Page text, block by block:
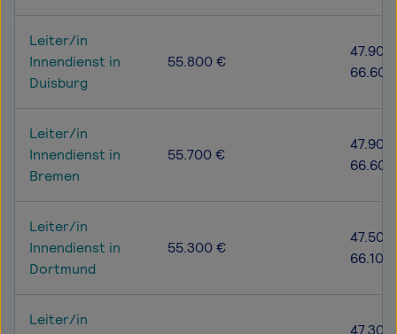
Leiter/in
Innendienst in
Duisburg
55.800 €
Leiter/in
Innendienst in
Bremen
55.700 €
Leiter/in
Innendienst in
Dortmund
55.300 €
Leiter/in